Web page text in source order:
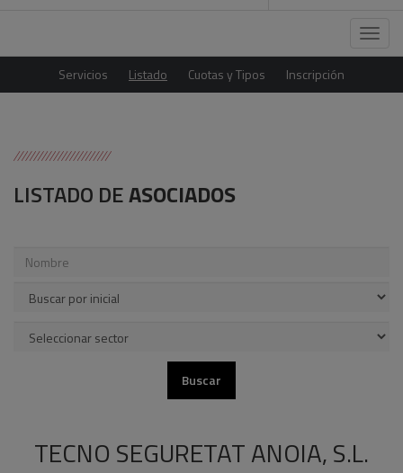
Menú
Servicios Listado Cuotas y Tipos Inscripción
LISTADO DEASOCIADOS
TECNO SEGURETAT ANOIA, S.L.